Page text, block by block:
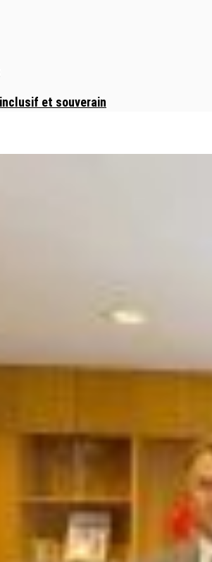
et souverain